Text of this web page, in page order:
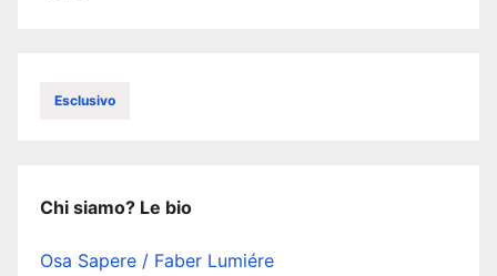
Esclusivo
Chi siamo? Le bio
Osa Sapere / Faber Lumiére